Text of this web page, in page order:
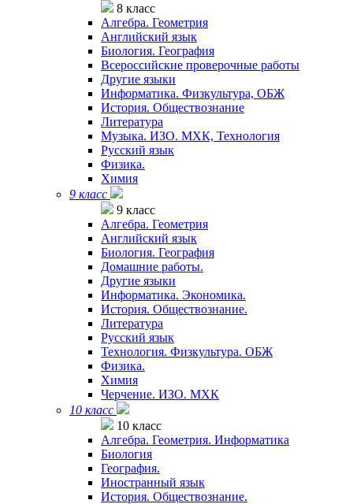
8 класс
Алгебра. Геометрия
Английский язык
Биология. География
Всероссийские проверочные работы
Другие языки
Информатика. Физкультура, ОБЖ
История. Обществознание
Литература
Музыка. ИЗО. МХК, Технология
Русский язык
Физика.
Химия
9 класс
9 класс
Алгебра. Геометрия
Английский язык
Биология. География
Домашние работы.
Другие языки
Информатика. Экономика.
История. Обществознание.
Литература
Русский язык
Технология. Физкультура. ОБЖ
Физика.
Химия
Черчение. ИЗО. МХК
10 класс
10 класс
Алгебра. Геометрия. Информатика
Биология
География.
Иностранный язык
История. Обществознание.